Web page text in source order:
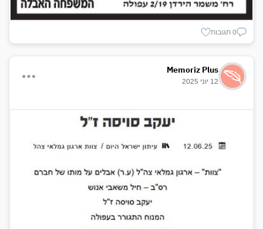
0 תגובות
Memoriz Plus
12 יוני 2025